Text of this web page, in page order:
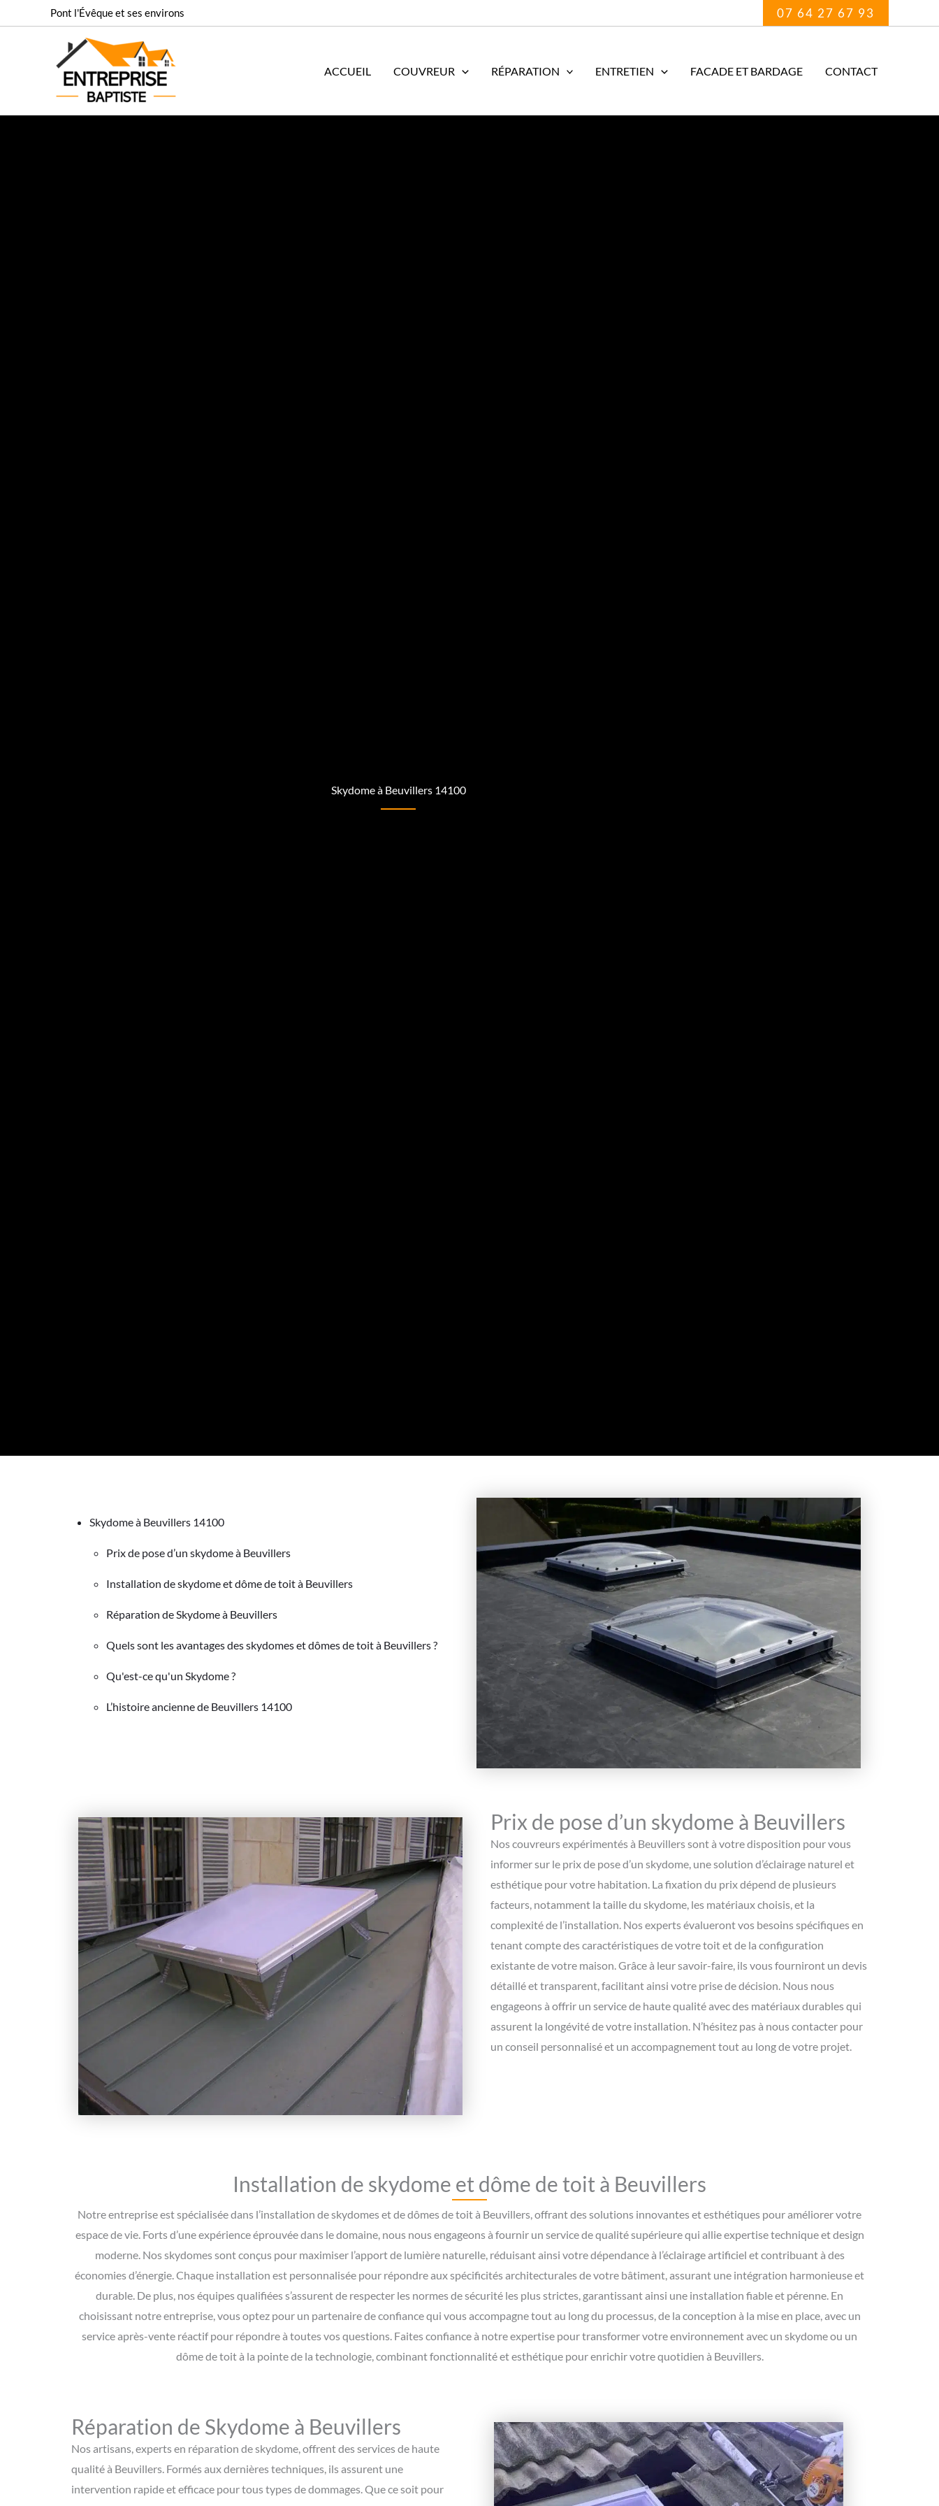
au
Pont l'Évêque et ses environs 07 64 27 67 93
ACCUEIL COUVREUR RÉPARATION ENTRETIEN FACADE ET BARDAGE CONTACT
Skydome à Beuvillers 14100
Skydome à Beuvillers 14100
Prix de pose d’un skydome à Beuvillers
Installation de skydome et dôme de toit à Beuvillers
Réparation de Skydome à Beuvillers
Quels sont les avantages des skydomes et dômes de toit à Beuvillers ?
Qu'est-ce qu'un Skydome ?
L’histoire ancienne de Beuvillers 14100
Prix de pose d’un skydome à Beuvillers
Nos couvreurs expérimentés à Beuvillers sont à votre disposition pour vous
informer sur le prix de pose d’un skydome, une solution d’éclairage naturel et
esthétique pour votre habitation. La fixation du prix dépend de plusieurs
facteurs, notamment la taille du skydome, les matériaux choisis, et la
complexité de l’installation. Nos experts évalueront vos besoins spécifiques en
tenant compte des caractéristiques de votre toit et de la configuration
existante de votre maison. Grâce à leur savoir-faire, ils vous fourniront un devis
détaillé et transparent, facilitant ainsi votre prise de décision. Nous nous
engageons à offrir un service de haute qualité avec des matériaux durables qui
assurent la longévité de votre installation. N’hésitez pas à nous contacter pour
un conseil personnalisé et un accompagnement tout au long de votre projet.
Installation de skydome et dôme de toit à Beuvillers
Notre entreprise est spécialisée dans l’installation de skydomes et de dômes de toit à Beuvillers, offrant des solutions innovantes et esthétiques pour améliorer votre
espace de vie. Forts d’une expérience éprouvée dans le domaine, nous nous engageons à fournir un service de qualité supérieure qui allie expertise technique et design
moderne. Nos skydomes sont conçus pour maximiser l’apport de lumière naturelle, réduisant ainsi votre dépendance à l’éclairage artificiel et contribuant à des
économies d’énergie. Chaque installation est personnalisée pour répondre aux spécificités architecturales de votre bâtiment, assurant une intégration harmonieuse et
durable. De plus, nos équipes qualifiées s’assurent de respecter les normes de sécurité les plus strictes, garantissant ainsi une installation fiable et pérenne. En
choisissant notre entreprise, vous optez pour un partenaire de confiance qui vous accompagne tout au long du processus, de la conception à la mise en place, avec un
service après-vente réactif pour répondre à toutes vos questions. Faites confiance à notre expertise pour transformer votre environnement avec un skydome ou un
dôme de toit à la pointe de la technologie, combinant fonctionnalité et esthétique pour enrichir votre quotidien à Beuvillers.
Réparation de Skydome à Beuvillers
Nos artisans, experts en réparation de skydome, offrent des services de haute
qualité à Beuvillers. Formés aux dernières techniques, ils assurent une
intervention rapide et efficace pour tous types de dommages. Que ce soit pour